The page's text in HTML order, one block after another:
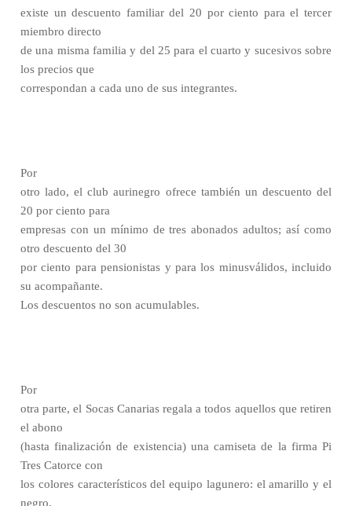
existe un descuento familiar del 20 por ciento para el tercer
miembro directo
de una misma familia y del 25 para el cuarto y sucesivos sobre
los precios que
correspondan a cada uno de sus integrantes.
Por
otro lado, el club aurinegro ofrece también un descuento del
20 por ciento para
empresas con un mínimo de tres abonados adultos; así como
otro descuento del 30
por ciento para pensionistas y para los minusválidos, incluido
su acompañante.
Los descuentos no son acumulables.
Por
otra parte, el Socas Canarias regala a todos aquellos que retiren
el abono
(hasta finalización de existencia) una camiseta de la firma Pi
Tres Catorce con
los colores característicos del equipo lagunero: el amarillo y el
negro.